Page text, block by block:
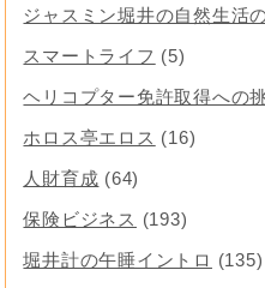
ジャスミン堀井の自然生活
スマートライフ (5)
ヘリコプター免許取得への
ホロス亭エロス (16)
人財育成 (64)
保険ビジネス (193)
堀井計の午睡イントロ (135)